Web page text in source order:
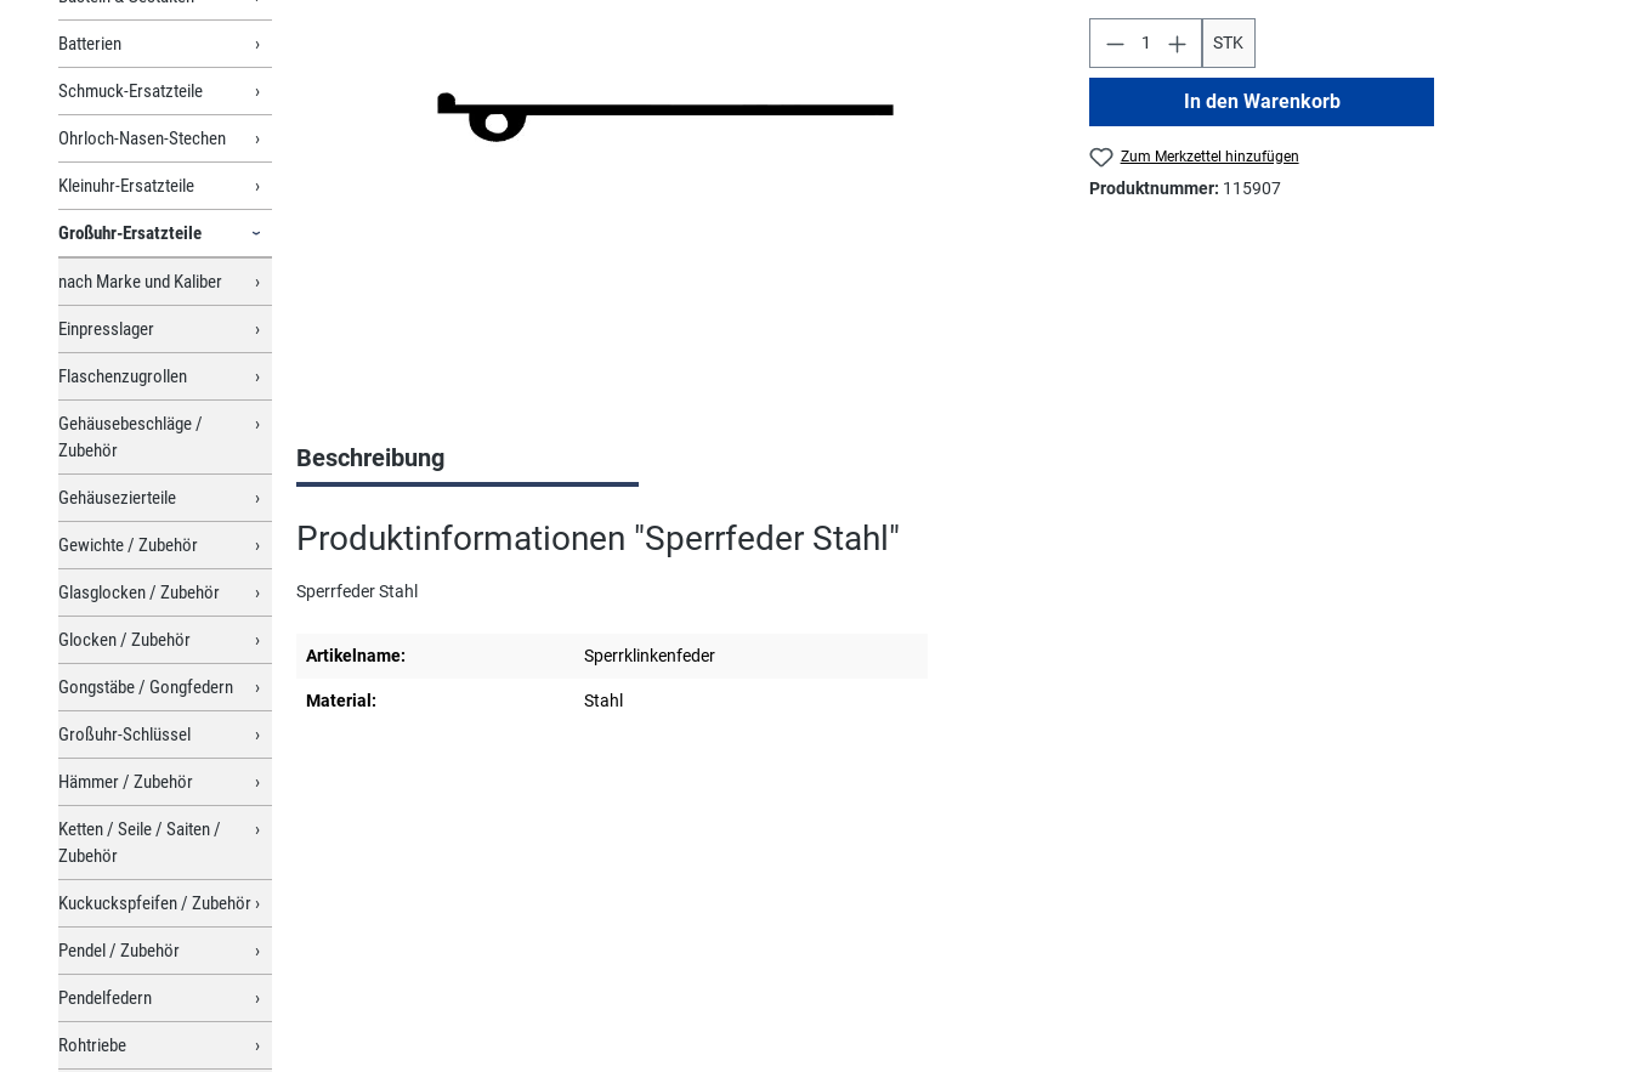
Batterien
Schmuck-Ersatzteile
Ohrloch-Nasen-Stechen
Kleinuhr-Ersatzteile
Großuhr-Ersatzteile
nach Marke und Kaliber
Einpresslager
Flaschenzugrollen
Gehäusebeschläge /
Zubehör
Gehäusezierteile
Gewichte / Zubehör
Glasglocken / Zubehör
Glocken / Zubehör
Gongstäbe / Gongfedern
Großuhr-Schlüssel
Hämmer / Zubehör
Ketten / Seile / Saiten /
Zubehör
Kuckuckspfeifen / Zubehör
Pendel / Zubehör
Pendelfedern
Rohtriebe
STK
In den Warenkorb
Zum Merkzettel hinzufügen
Produktnummer: 115907
Beschreibung
Produktinformationen "Sperrfeder Stahl"
Sperrfeder Stahl
Artikelname: Sperrklinkenfeder
Material: Stahl